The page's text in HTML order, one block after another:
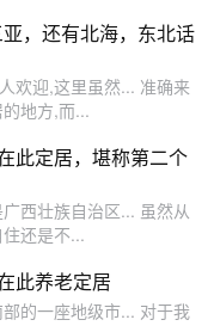
，还有北海，东北话
欢迎,这里虽然... 准确来
地方,而...
此定居，堪称第二个
西壮族自治区... 虽然从
还是不...
此养老定居
的一座地级市... 对于我